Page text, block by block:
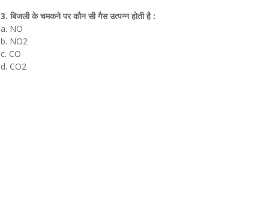
3. बिजली के चमकने पर कौन सी गैस उत्‍पन्‍न होती है :
a. NO
b. NO2
c. CO
d. CO2